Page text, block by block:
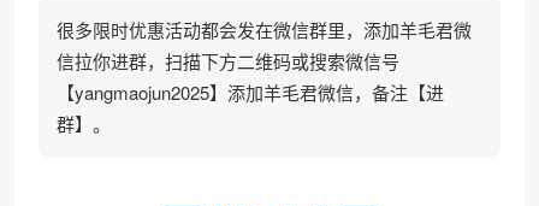
很多限时优惠活动都会发在微信群里，添加羊毛君微
信拉你进群，扫描下方二维码或搜索微信号
【yangmaojun2025】添加羊毛君微信，备注【进
群】。